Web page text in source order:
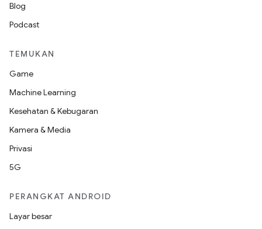
Blog
Podcast
TEMUKAN
Game
Machine Learning
Kesehatan & Kebugaran
Kamera & Media
Privasi
5G
PERANGKAT ANDROID
Layar besar